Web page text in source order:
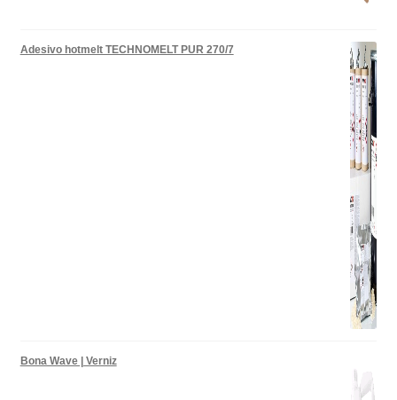
Adesivo hotmelt TECHNOMELT PUR 270/7
Bona Wave | Verniz